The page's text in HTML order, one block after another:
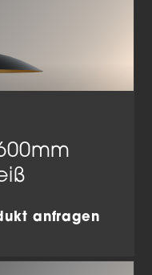
anfragen